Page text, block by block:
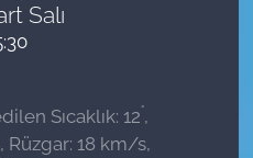
Salı
Sıcaklık: 12°,
Rüzgar: 18 km/s,